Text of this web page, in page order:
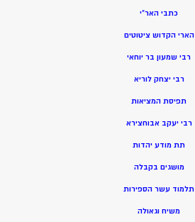
כתבי האר”י
הארי הקדוש ציטוטים
רבי שמעון בר יוחאי
רבי יצחק לוריא
תפיסת המציאות
רבי יעקב אבוחצירא
תת מודע יהדות
מושגים בקבלה
תלמוד עשר הספירות
משיח וגאולה